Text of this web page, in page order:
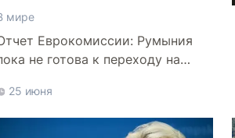
мире
Еврокомиссии: Румыния
не готова к переходу на
25 июня